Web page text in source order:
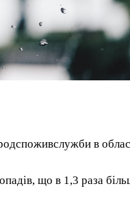
в
що в 1,3 раза